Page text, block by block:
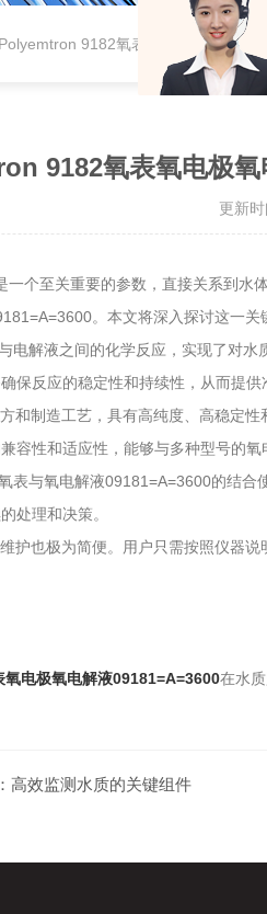
9182氧表氧电极氧电解液
9182氧表氧电极
更新
至关重要的参数，直接关系到水
。本文将深入探讨这一关
解液之间的化学反应，实现了对水
保反应的稳定性和持续性，从而提供
制造工艺，具有高纯度、高稳定性
容性和适应性，能够与多种型号的氧
与氧电解液09181=A=3600的结合
处理和决策。
也极为简便。用户只需按照仪器说
电极氧电解液09181=A=3600在水
高效监测水质的关键组件